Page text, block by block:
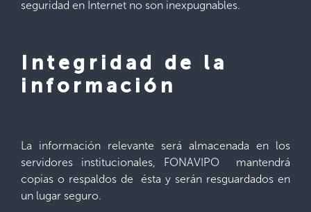
seguridad en Internet no son inexpugnables.
Integridad de la
información
La información relevante será almacenada en los
servidores institucionales, FONAVIPO mantendrá
copias o respaldos de ésta y serán resguardados en
un lugar seguro.